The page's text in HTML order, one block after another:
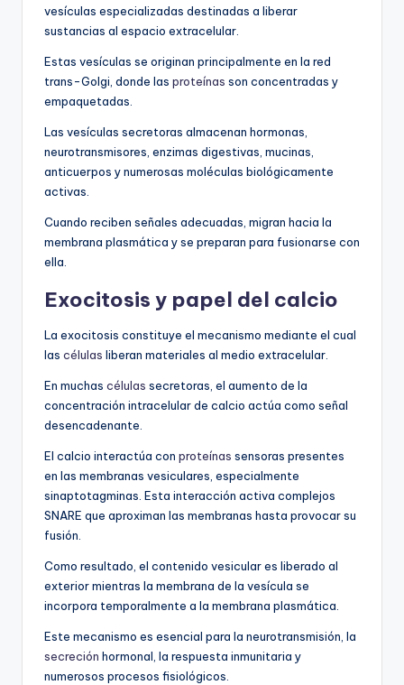
vesículas especializadas destinadas a liberar
sustancias al espacio extracelular.
Estas vesículas se originan principalmente en la red
trans-Golgi, donde las proteínas son concentradas y
empaquetadas.
Las vesículas secretoras almacenan hormonas,
neurotransmisores, enzimas digestivas, mucinas,
anticuerpos y numerosas moléculas biológicamente
activas.
Cuando reciben señales adecuadas, migran hacia la
membrana plasmática y se preparan para fusionarse con
ella.
Exocitosis y papel del calcio
La exocitosis constituye el mecanismo mediante el cual
las células liberan materiales al medio extracelular.
En muchas células secretoras, el aumento de la
concentración intracelular de calcio actúa como señal
desencadenante.
El calcio interactúa con proteínas sensoras presentes
en las membranas vesiculares, especialmente
sinaptotagminas. Esta interacción activa complejos
SNARE que aproximan las membranas hasta provocar su
fusión.
Como resultado, el contenido vesicular es liberado al
exterior mientras la membrana de la vesícula se
incorpora temporalmente a la membrana plasmática.
Este mecanismo es esencial para la neurotransmisión, la
secreción hormonal, la respuesta inmunitaria y
numerosos procesos fisiológicos.